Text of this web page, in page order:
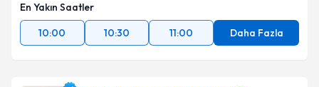
En Yakın Saatler
10:00
10:30 11:00 Daha Fazla